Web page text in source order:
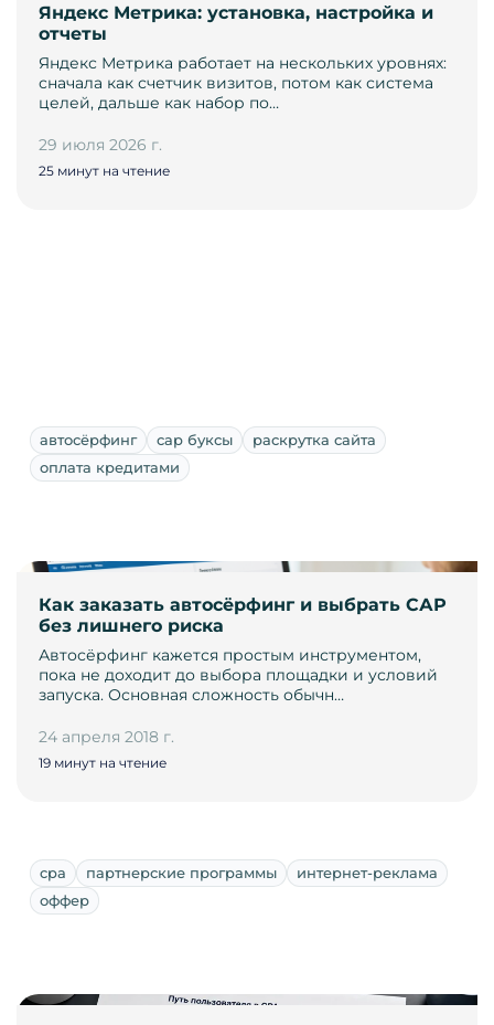
Яндекс Метрика: установка, настройка и
отчеты
Яндекс Метрика работает на нескольких уровнях:
сначала как счетчик визитов, потом как система
целей, дальше как набор по…
29 июля 2026 г.
25 минут на чтение
автосёрфинг сар буксы
раскрутка сайта
оплата кредитами
Как заказать автосёрфинг и выбрать САР
без лишнего риска
Автосёрфинг кажется простым инструментом,
пока не доходит до выбора площадки и условий
запуска. Основная сложность обычн…
24 апреля 2018 г.
19 минут на чтение
cpa партнерские программы
интернет-реклама
оффер